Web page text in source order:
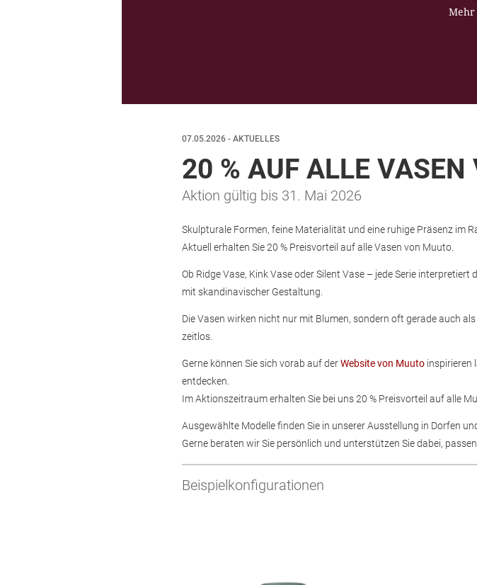
Mehr
07.05.2026 - AKTUELLES
20 % AUF ALLE VASEN
Aktion gültig bis 31. Mai 2026
Skulpturale Formen, feine Materialität und eine ruhige Präsenz im
Aktuell erhalten Sie 20 % Preisvorteil auf alle Vasen von Muuto.
Ob Ridge Vase, Kink Vase oder Silent Vase – jede Serie
mit skandinavischer Gestaltung.
Die Vasen wirken nicht nur mit Blumen, sondern oft gerade auch
zeitlos.
Gerne können Sie sich vorab auf derWebsite von Muuto inspirieren
entdecken.
Im Aktionszeitraum erhalten Sie bei uns 20 % Preisvorteil auf alle
Ausgewählte Modelle finden Sie in unserer Ausstellung in Dorfen
Gerne beraten wir Sie persönlich und unterstützen Sie dabei,
Beispielkonfigurationen